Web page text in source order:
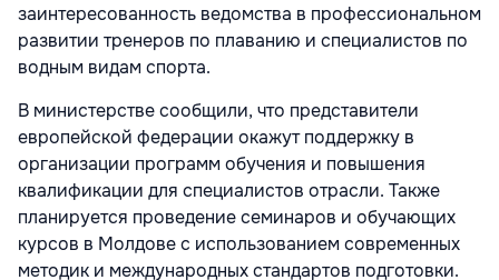
заинтересованность ведомства в профессиональном
развитии тренеров по плаванию и специалистов по
водным видам спорта.
В министерстве сообщили, что представители
европейской федерации окажут поддержку в
организации программ обучения и повышения
квалификации для специалистов отрасли. Также
планируется проведение семинаров и обучающих
курсов в Молдове с использованием современных
методик и международных стандартов подготовки.